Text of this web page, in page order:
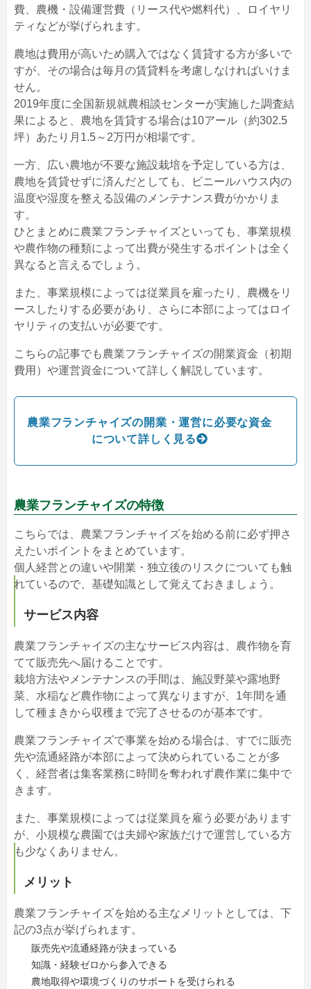
費、農機・設備運営費（リース代や燃料代）、ロイヤリ
ティなどが挙げられます。
農地は費用が高いため購入ではなく賃貸する方が多いで
すが、その場合は毎月の賃貸料を考慮しなければいけま
せん。
2019年度に全国新規就農相談センターが実施した調査結
果によると、農地を賃貸する場合は10アール（約302.5
坪）あたり月1.5～2万円が相場です。
一方、広い農地が不要な施設栽培を予定している方は、
農地を賃貸せずに済んだとしても、ビニールハウス内の
温度や湿度を整える設備のメンテナンス費がかかりま
す。
ひとまとめに農業フランチャイズといっても、事業規模
や農作物の種類によって出費が発生するポイントは全く
異なると言えるでしょう。
また、事業規模によっては従業員を雇ったり、農機をリ
ースしたりする必要があり、さらに本部によってはロイ
ヤリティの支払いが必要です。
こちらの記事でも農業フランチャイズの開業資金（初期
費用）や運営資金について詳しく解説しています。
農業フランチャイズの開業・運営に必要な資金
について詳しく見る
農業フランチャイズの特徴
こちらでは、農業フランチャイズを始める前に必ず押さ
えたいポイントをまとめています。
個人経営との違いや開業・独立後のリスクについても触
れているので、基礎知識として覚えておきましょう。
サービス内容
農業フランチャイズの主なサービス内容は、農作物を育
てて販売先へ届けることです。
栽培方法やメンテナンスの手間は、施設野菜や露地野
菜、水稲など農作物によって異なりますが、1年間を通
して種まきから収穫まで完了させるのが基本です。
農業フランチャイズで事業を始める場合は、すでに販売
先や流通経路が本部によって決められていることが多
く、経営者は集客業務に時間を奪われず農作業に集中で
きます。
また、事業規模によっては従業員を雇う必要があります
が、小規模な農園では夫婦や家族だけで運営している方
も少なくありません。
メリット
農業フランチャイズを始める主なメリットとしては、下
記の3点が挙げられます。
販売先や流通経路が決まっている
知識・経験ゼロから参入できる
農地取得や環境づくりのサポートを受けられる